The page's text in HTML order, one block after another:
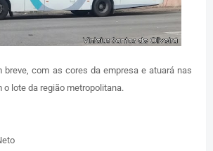
breve, com as cores da empresa e atuará nas
o lote da região metropolitana.